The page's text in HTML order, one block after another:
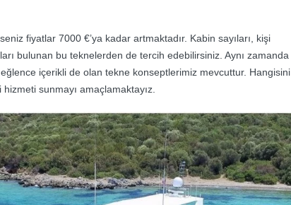
fiyatlar 7000 €’ya kadar artmaktadır. Kabin sayıları, kişi
bulunan bu teknelerden de tercih edebilirsiniz. Aynı zamanda
içerikli de olan tekne konseptlerimiz mevcuttur. Hangisini
sunmayı amaçlamaktayız.